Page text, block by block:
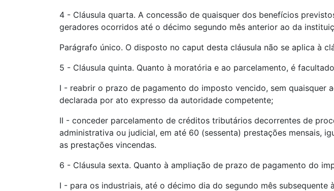
4 - Cláusula quarta. A concessão de quaisquer dos benefícios
geradores ocorridos até o décimo segundo mês anterior ao da
Parágrafo único. O disposto no caput desta cláusula não se aplica à
5 - Cláusula quinta. Quanto à moratória e ao parcelamento, é
I - reabrir o prazo de pagamento do imposto vencido, sem quaisquer
declarada por ato expresso da autoridade competente;
II - conceder parcelamento de créditos tributários decorrentes de
administrativa ou judicial, em até 60 (sessenta) prestações mensais,
as prestações vincendas.
6 - Cláusula sexta. Quanto à ampliação de prazo de pagamento do
I - para os industriais, até o décimo dia do segundo mês